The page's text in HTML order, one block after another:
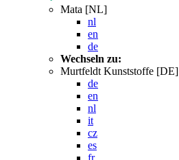
Mata [NL]
nl
en
de
Wechseln zu:
Murtfeldt Kunststoffe [DE]
de
en
nl
it
cz
es
fr